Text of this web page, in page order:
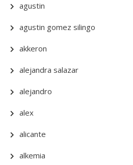
agustin
agustin gomez silingo
akkeron
alejandra salazar
alejandro
alex
alicante
alkemia